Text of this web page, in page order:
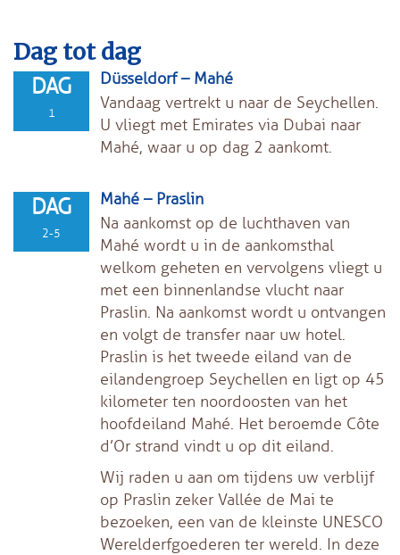
Dag tot dag
DAG
1
Düsseldorf – Mahé
Vandaag vertrekt u naar de Seychellen.
U vliegt met Emirates via Dubai naar
Mahé, waar u op dag 2 aankomt.
DAG
2-5
Mahé – Praslin
Na aankomst op de luchthaven van
Mahé wordt u in de aankomsthal
welkom geheten en vervolgens vliegt u
met een binnenlandse vlucht naar
Praslin. Na aankomst wordt u ontvangen
en volgt de transfer naar uw hotel.
Praslin is het tweede eiland van de
eilandengroep Seychellen en ligt op 45
kilometer ten noordoosten van het
hoofdeiland Mahé. Het beroemde Côte
d’Or strand vindt u op dit eiland.
Wij raden u aan om tijdens uw verblijf
op Praslin zeker Vallée de Mai te
bezoeken, een van de kleinste UNESCO
Werelderfgoederen ter wereld. In deze